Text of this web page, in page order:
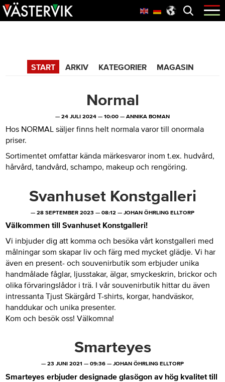
Hoppa
till
Skip
to
Hoppa
till
Öppna
menyn
START ARKIV KATEGORIER MAGASIN
Normal
— 24 JULI 2024 — 10:00 — ANNIKA BOMAN
Hos NORMAL säljer finns helt normala varor till onormala
priser.
Sortimentet omfattar kända märkesvaror inom t.ex. hudvård,
hårvård, tandvård, schampo, makeup och rengöring.
Svanhuset Konstgalleri
— 28 SEPTEMBER 2023 — 08:12 — JOHAN ÖHRLING ELLTORP
Välkommen till Svanhuset Konstgalleri!
Vi inbjuder dig att komma och besöka vårt konstgalleri med
målningar som skapar liv och färg med mycket glädje. Vi har
även en present- och souvenirbutik som erbjuder unika
handmålade fåglar, ljusstakar, älgar, smyckeskrin, brickor och
olika förvaringslådor i trä. I vår souvenirbutik hittar du även
intressanta Tjust Skärgård T-shirts, korgar, handväskor,
handdukar och unika presenter.
Kom och besök oss! Välkomna!
Smarteyes
— 23 JUNI 2021 — 09:36 — JOHAN ÖHRLING ELLTORP
Smarteyes erbjuder designade glasögon av hög kvalitet till